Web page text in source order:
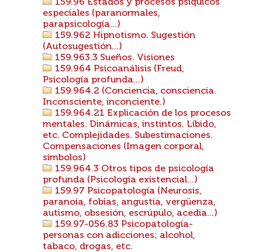
159.96 Estados y procesos psíquicos
especiales (paranormales,
parapsicología...)
159.962 Hipnotismo. Sugestión
(Autosugestión...)
159.963.3 Sueños. Visiones
159.964 Psicoanálisis (Freud,
Psicología profunda...)
159.964.2 (Conciencia, consciencia.
Inconsciente, inconciente.)
159.964.21 Explicación de los procesos
mentales. Dinámicas, instintos. Líbido,
etc. Complejidades. Subestimaciones.
Compensaciones (Imagen corporal,
símbolos)
159.964.3 Otros tipos de psicología
profunda (Psicología existencial...)
159.97 Psicopatología (Neurosis,
paranoia, fobias, angustia, vergüenza,
autismo, obsesión, escrúpulo, acedia...)
159.97-056.83 Psicopatología-
personas con adicciones; alcohol,
tabaco, drogas, etc.